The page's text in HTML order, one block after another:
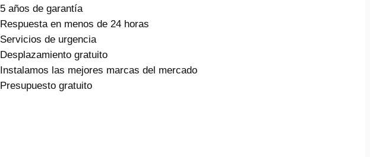
5 años de garantía
Respuesta en menos de 24 horas
Servicios de urgencia
Desplazamiento gratuito
Instalamos las mejores marcas del mercado
Presupuesto gratuito